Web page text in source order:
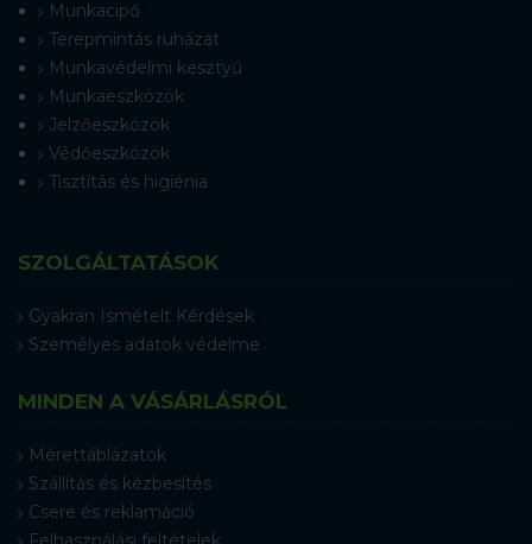
Munkacipő
Terepmintás ruházat
Munkavédelmi kesztyű
Munkaeszközök
Jelzőeszközök
Védőeszközök
Tisztítás és higiénia
SZOLGÁLTATÁSOK
Gyakran Ismételt Kérdések
Személyes adatok védelme
MINDEN A VÁSÁRLÁSRÓL
Mérettáblázatok
Szállítás és kézbesítés
Csere és reklamáció